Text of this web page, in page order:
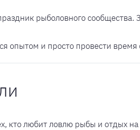
рыболовного сообщества.
опытом и просто провести
кто любит ловлю рыбы и отдых